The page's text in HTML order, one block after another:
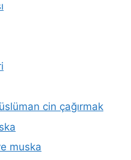
cin çağırmak
muska